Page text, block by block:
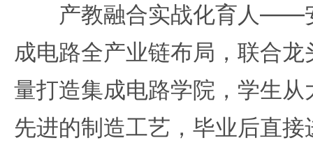
产教融合实战化育人——
成电路全产业链布局，联合
量打造集成电路学院，学生
先进的制造工艺，毕业后直